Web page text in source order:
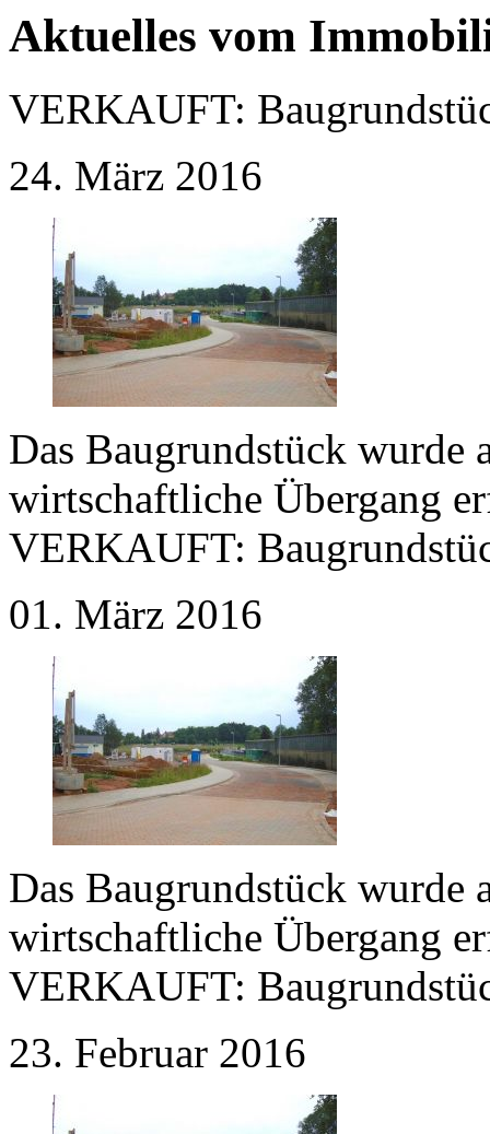
Aktuelles vom
VERKAUFT:
24. März 2016
Das Baugrundstück wurde
wirtschaftliche Übergang
VERKAUFT:
01. März 2016
Das Baugrundstück wurde
wirtschaftliche Übergang
VERKAUFT:
23. Februar 2016